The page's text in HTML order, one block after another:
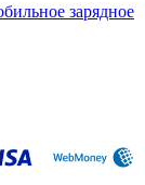
зарядное